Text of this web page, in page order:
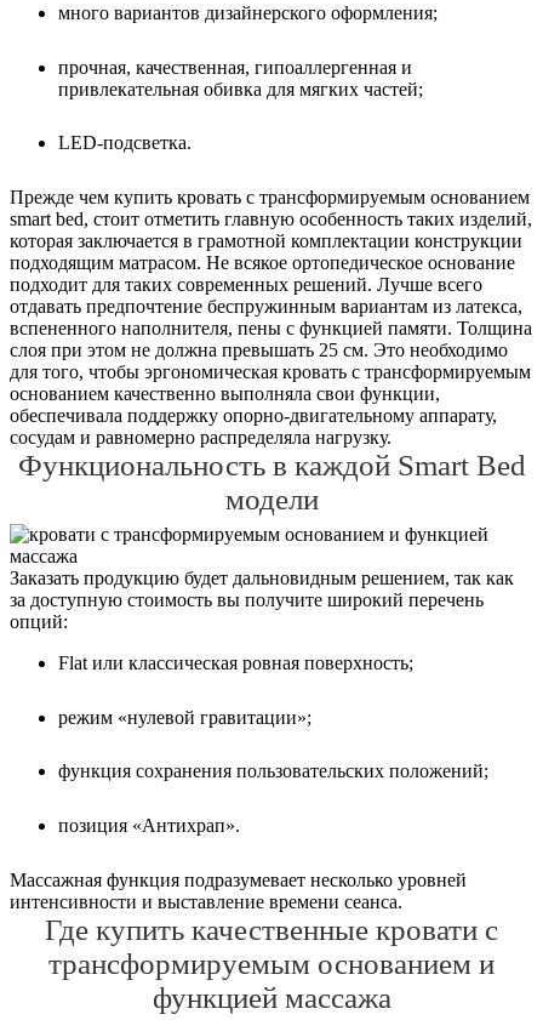
много вариантов дизайнерского оформления;
прочная, качественная, гипоаллергенная и
привлекательная обивка для мягких частей;
LED-подсветка.
Прежде чем купить кровать с трансформируемым основанием
smart bed, стоит отметить главную особенность таких изделий,
которая заключается в грамотной комплектации конструкции
подходящим матрасом. Не всякое ортопедическое основание
подходит для таких современных решений. Лучше всего
отдавать предпочтение беспружинным вариантам из латекса,
вспененного наполнителя, пены с функцией памяти. Толщина
слоя при этом не должна превышать 25 см. Это необходимо
для того, чтобы эргономическая кровать с трансформируемым
основанием качественно выполняла свои функции,
обеспечивала поддержку опорно-двигательному аппарату,
сосудам и равномерно распределяла нагрузку.
Функциональность в каждой Smart Bed
модели
Заказать продукцию будет дальновидным решением, так как
за доступную стоимость вы получите широкий перечень
опций:
Flat или классическая ровная поверхность;
режим «нулевой гравитации»;
функция сохранения пользовательских положений;
позиция «Антихрап».
Массажная функция подразумевает несколько уровней
интенсивности и выставление времени сеанса.
Где купить качественные кровати с
трансформируемым основанием и
функцией массажа